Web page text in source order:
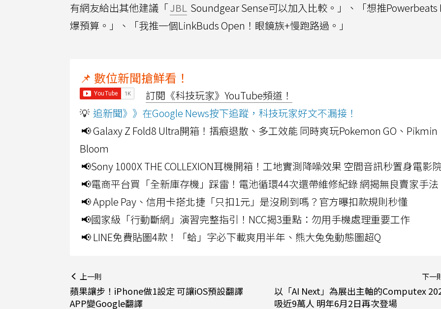
有網友給出其他建議「JBL Soundgear Sense可以加入比較。」、「想推Powerbeats
爆預算。」、「我推一個LinkBuds Open！眼鏡族+慢跑路過。」
📌 數位新聞搶鮮看！
訂閱《科技玩家》YouTube頻道！
💡 追新聞》》在Google News按下追蹤，科技玩家好文不漏接！
📢 Galaxy Z Fold8 Ultra開箱！摺痕退散、多工效能 同時爽玩Pokemon GO、Pikmin
Bloom
📢Sony 1000X THE COLLEXION耳機開箱！工地實測降噪效果 空間音訊秒置身電影
📢電商平台買「全新庫存機」踩雷！電池循環44次還帶維修紀錄 網揭無良賣家手法
📢 Apple Pay、信用卡搭北捷「只扣1元」是沒刷到嗎？官方曝扣款規則秒懂
📢國家級「行動斷網」演習完整指引！NCC揭3重點：勿用手機處理重要工作
📢 LINE免費貼圖4款！「蛤」字必下載爽用半年、熊大兔兔動態圖超Q
上一則
蘋果讓步！iPhone做1設定 可讓iOS預設翻譯
APP變Google翻譯
下一
以「AI Next」為展出主軸的Computex
吸近9萬人 明年6月2日再次登場